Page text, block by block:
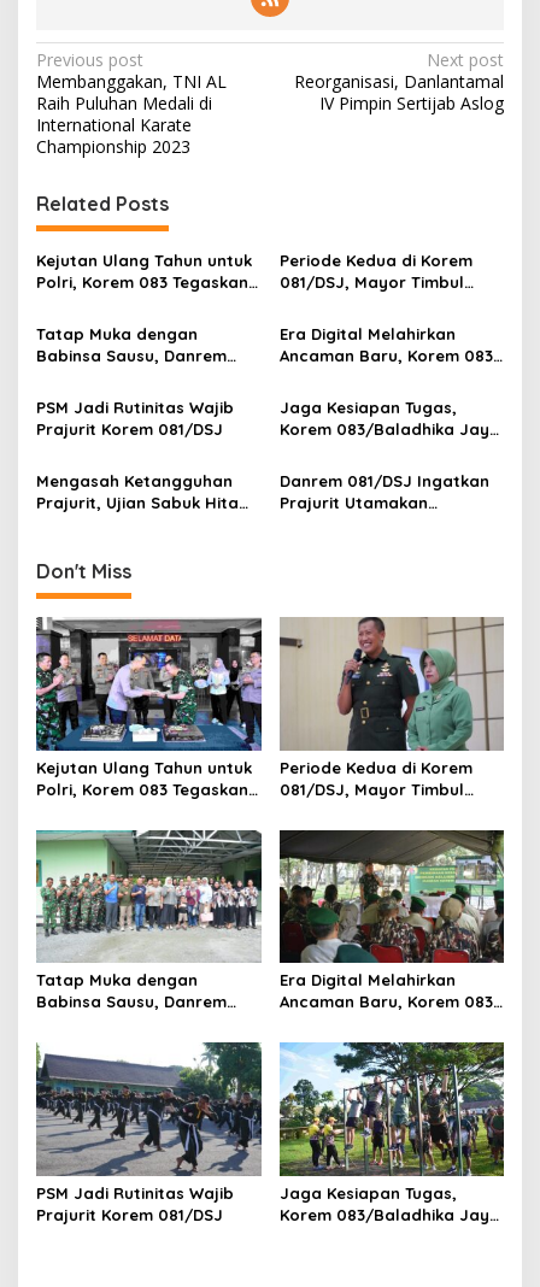
P
o
s
t
n
a
v
i
g
a
t
i
o
n
Previous post
Membanggakan, TNI AL
Raih Puluhan Medali di
International Karate
Championship 2023
Next post
Reorganisasi, Danlantamal
IV Pimpin Sertijab Aslog
Related Posts
Kejutan Ulang Tahun untuk
Polri, Korem 083 Tegaskan
Malang
Periode Kedua di Korem
081/DSJ, Mayor Timbul
Tatap Muka dengan
Babinsa Sausu, Danrem
Penting untuk Prajurit
Era Digital Melahirkan
Ancaman Baru, Korem 083
Ketahanan Bangsa
PSM Jadi Rutinitas Wajib
Prajurit Korem 081/DSJ
Jaga Kesiapan Tugas,
Korem 083/Baladhika Jaya
Prajurit
Mengasah Ketangguhan
Prajurit, Ujian Sabuk Hitam
Danrem 081/DSJ Ingatkan
Prajurit Utamakan
Don't Miss
Kejutan Ulang Tahun untuk
Polri, Korem 083 Tegaskan
Malang
Periode Kedua di Korem
081/DSJ, Mayor Timbul
Tatap Muka dengan
Babinsa Sausu, Danrem
Penting untuk Prajurit
Era Digital Melahirkan
Ancaman Baru, Korem 083
Ketahanan Bangsa
PSM Jadi Rutinitas Wajib
Prajurit Korem 081/DSJ
Jaga Kesiapan Tugas,
Korem 083/Baladhika Jaya